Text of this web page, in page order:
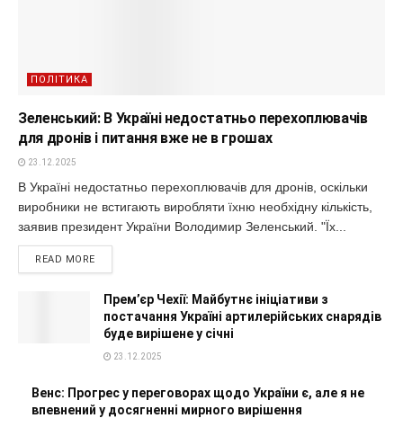
ПОЛІТИКА
Зеленський: В Україні недостатньо перехоплювачів
для дронів і питання вже не в грошах
23.12.2025
В Україні недостатньо перехоплювачів для дронів, оскільки
виробники не встигають виробляти їхню необхідну кількість,
заявив президент України Володимир Зеленський. "Їх...
READ MORE
Прем’єр Чехії: Майбутнє ініціативи з
постачання Україні артилерійських снарядів
буде вирішене у січні
23.12.2025
Венс: Прогрес у переговорах щодо України є, але я не
впевнений у досягненні мирного вирішення